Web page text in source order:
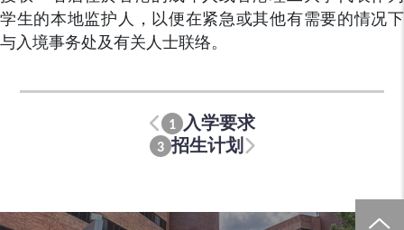
学生的本地监护人，以便在紧急或其他有需要的情况下
与入境事务处及有关人士联络。
1 入学要求
3 招生计划